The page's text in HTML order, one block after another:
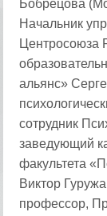
Бобрецова
Начальник
Центросоюза
альянс»
сотрудник
заведующий
факультета
Виктор
профессор,